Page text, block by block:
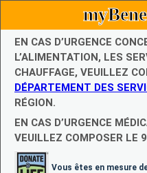
EN CAS D’URGENCE
L’ALIMENTATION, LES
CHAUFFAGE, VEUILLEZ
DÉPARTEMENT DES
RÉGION.
EN CAS D’URGENCE
VEUILLEZ COMPOSER LE
Vous êtes en mesure